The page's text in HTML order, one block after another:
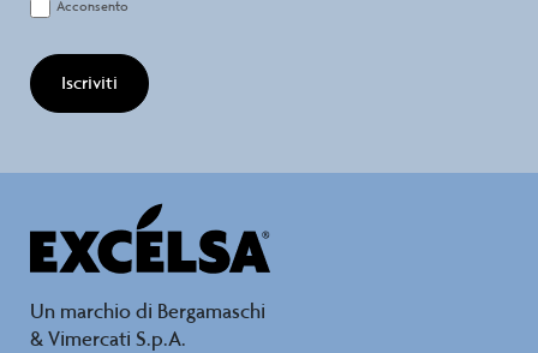
Acconsento
Iscriviti
Un marchio di Bergamaschi
& Vimercati S.p.A.